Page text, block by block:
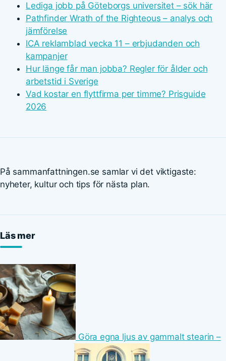
Lediga jobb på Göteborgs universitet – sök här
Pathfinder Wrath of the Righteous – analys och
jämförelse
ICA reklamblad vecka 11 – erbjudanden och
kampanjer
Hur länge får man jobba? Regler för ålder och
arbetstid i Sverige
Vad kostar en flyttfirma per timme? Prisguide
2026
På sammanfattningen.se samlar vi det viktigaste:
nyheter, kultur och tips för nästa plan.
Läs mer
Göra egna ljus av gammalt stearin –